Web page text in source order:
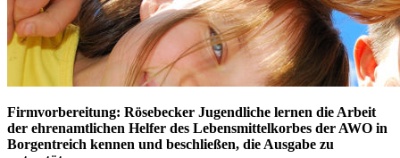
Firmvorbereitung: Rösebecker Jugendliche lernen die Arbeit
der ehrenamtlichen Helfer des Lebensmittelkorbes der AWO in
Borgentreich kennen und beschließen, die Ausgabe zu